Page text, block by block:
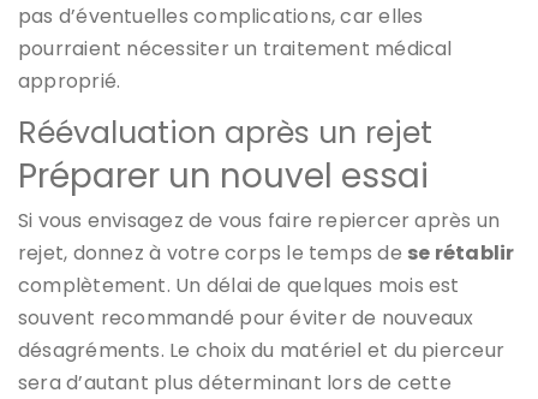
pas d’éventuelles complications, car elles
pourraient nécessiter un traitement médical
approprié.
Réévaluation après un rejet
Préparer un nouvel essai
Si vous envisagez de vous faire repiercer après un
rejet, donnez à votre corps le temps de se rétablir
complètement. Un délai de quelques mois est
souvent recommandé pour éviter de nouveaux
désagréments. Le choix du matériel et du pierceur
sera d’autant plus déterminant lors de cette